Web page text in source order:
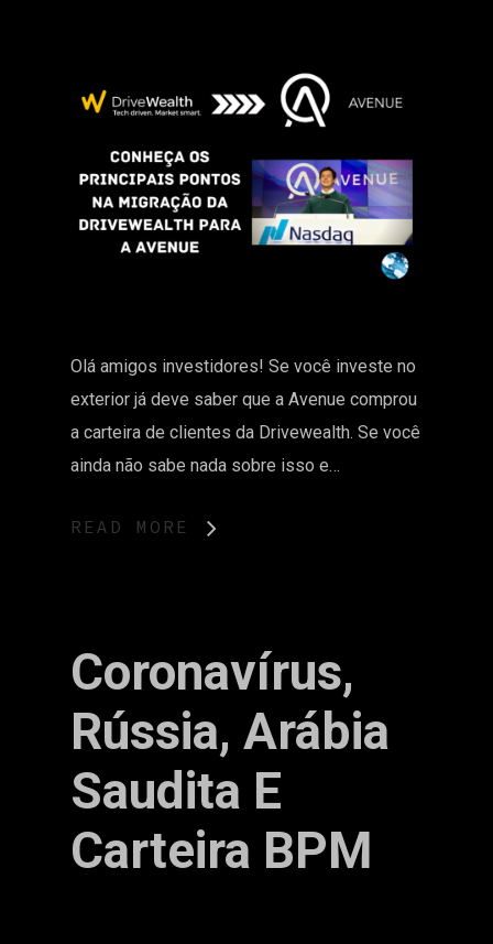
Olá amigos investidores! Se você investe no
exterior já deve saber que a Avenue comprou
a carteira de clientes da Drivewealth. Se você
ainda não sabe nada sobre isso e…
READ MORE
Coronavírus,
Rússia, Arábia
Saudita E
Carteira BPM